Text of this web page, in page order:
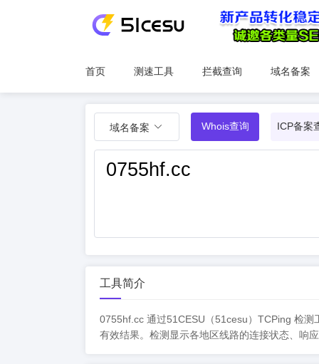
首页 测速工具 拦截查询 域名备案
域名备案 Whois查询 ICP备案
工具简介
0755hf.cc 通过51CESU（51cesu）TCPing 检
有效结果。检测显示各地区线路的连接状态、响